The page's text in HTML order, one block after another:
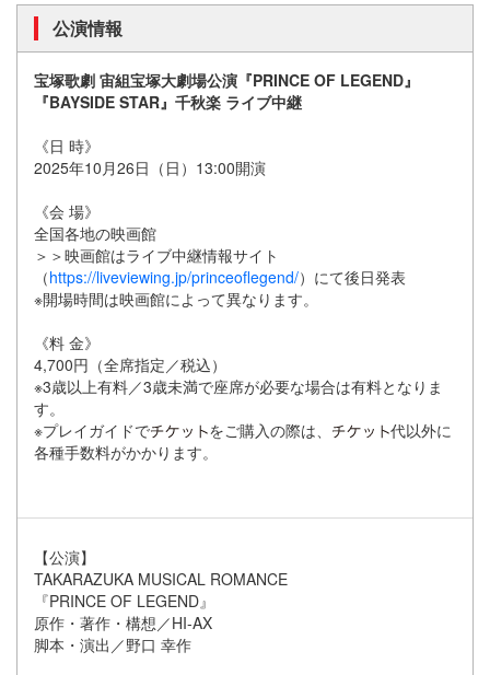
公演情報
宝塚歌劇 宙組宝塚大劇場公演『PRINCE OF LEGEND』
『BAYSIDE STAR』千秋楽 ライブ中継
《日 時》
2025年10月26日（日）13:00開演
《会 場》
全国各地の映画館
＞＞映画館はライブ中継情報サイト
（https://liveviewing.jp/princeoflegend/）にて後日発表
※開場時間は映画館によって異なります。
《料 金》
4,700円（全席指定／税込）
※3歳以上有料／3歳未満で座席が必要な場合は有料となりま
す。
※プレイガイドで
をご購入の際は、
代以外に
各種手数料がかかります。
【公演】
TAKARAZUKA MUSICAL ROMANCE
『PRINCE OF LEGEND』
原作・著作・構想／HI-AX
脚本・演出／野口 幸作